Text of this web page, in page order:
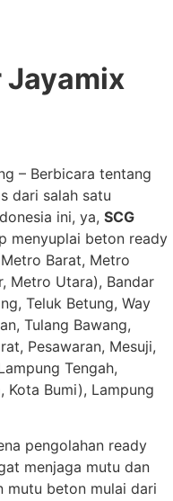
Jayamix
– Berbicara tentang
dari salah satu
ini, ya, SCG
menyuplai beton ready
Barat, Metro
Metro Utara), Bandar
Teluk Betung, Way
Tulang Bawang,
Pesawaran, Mesuji,
Tengah,
Kota Bumi), Lampung
pengolahan ready
menjaga mutu dan
mutu beton mulai dari